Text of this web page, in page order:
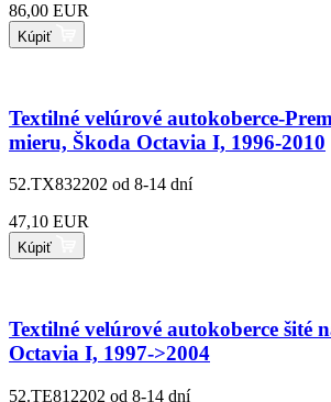
86,00 EUR
Kúpiť
Textilné velúrové autokoberce-
mieru, Škoda Octavia I, 1996-2010
52.TX832202 od 8-14 dní
47,10 EUR
Kúpiť
Textilné velúrové autokoberce šité
Octavia I, 1997->2004
52.TE812202 od 8-14 dní